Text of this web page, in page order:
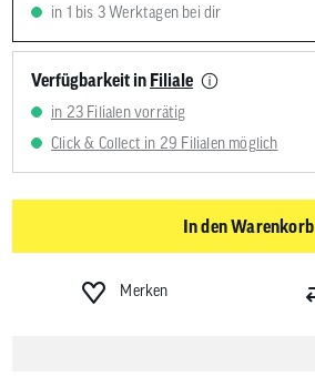
in 1 bis 3 Werktagen bei dir
Verfügbarkeit in Filiale
in 23 Filialen vorrätig
Click & Collect in 29 Filialen möglich
In den Warenkorb
Merken